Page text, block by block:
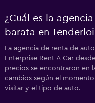
¿Cuál es la
barata en
La agencia de renta de
Enterprise Rent-A-Car
precios se encontraron en
cambios según el
visitar y el tipo de auto.